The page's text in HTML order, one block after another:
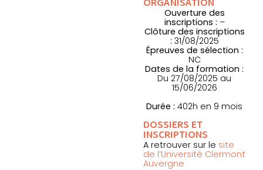
Ouverture des
inscriptions : –
Clôture des inscriptions
: 31/08/2025
Épreuves de sélection :
NC
Dates de la formation :
Du 27/08/2025 au
15/06/2026
Durée : 402h en 9 mois
DOSSIERS ET
INSCRIPTIONS
A retrouver sur le site
de l’Université Clermont
Auvergne